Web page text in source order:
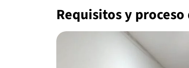
Requisitos y